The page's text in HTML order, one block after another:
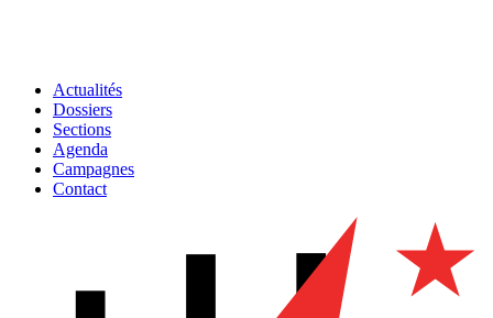
Actualités
Dossiers
Sections
Agenda
Campagnes
Contact